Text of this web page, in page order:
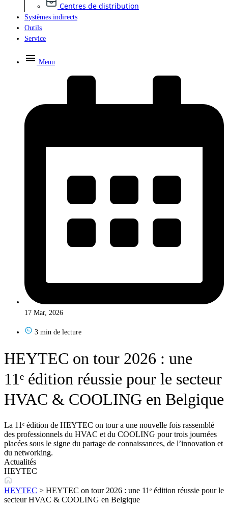
Centres de distribution
Systèmes indirects
Outils
Service
Menu
17 Mar, 2026
3 min de lecture
HEYTEC on tour 2026 : une
11ᵉ édition réussie pour le secteur
HVAC & COOLING en Belgique
La 11ᵉ édition de HEYTEC on tour a une nouvelle fois rassemblé
des professionnels du HVAC et du COOLING pour trois journées
placées sous le signe du partage de connaissances, de l’innovation et
du networking.
Actualités
HEYTEC
HEYTEC > HEYTEC on tour 2026 : une 11ᵉ édition réussie pour le
secteur HVAC & COOLING en Belgique